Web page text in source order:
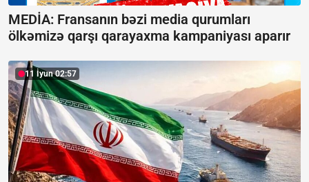
MEDİA: Fransanın bəzi media qurumları
ölkəmizə qarşı qarayaxma kampaniyası aparır
11 İyun 02:57